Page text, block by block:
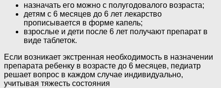
назначать его можно с полугодовалого возраста;
детям с 6 месяцев до 6 лет лекарство
прописывается в форме капель;
взрослые и дети после 6 лет получают препарат в
виде таблеток.
Если возникает экстренная необходимость в назначении
препарата ребенку в возрасте до 6 месяцев, педиатр
решает вопрос в каждом случае индивидуально,
учитывая тяжесть состояния